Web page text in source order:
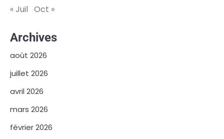
« Juil Oct »
Archives
août 2026
juillet 2026
avril 2026
mars 2026
février 2026